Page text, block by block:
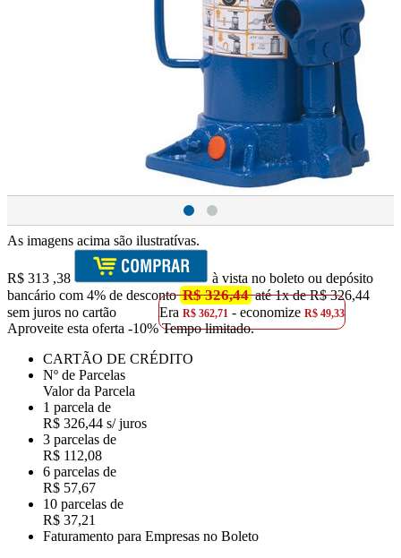
As imagens acima são ilustratívas.
R$ 313 ,38
à vista no boleto ou depósito
bancário com 4% de desconto R$ 326,44até 1x de R$ 326,44
sem juros no cartão
EraR$ 362,71 - economizeR$ 49,33
Aproveite esta oferta -10% Tempo limitado.
CARTÃO DE CRÉDITO
Nº de Parcelas
Valor da Parcela
1 parcela de
R$ 326,44 s/ juros
3 parcelas de
R$ 112,08
6 parcelas de
R$ 57,67
10 parcelas de
R$ 37,21
Faturamento para Empresas no Boleto